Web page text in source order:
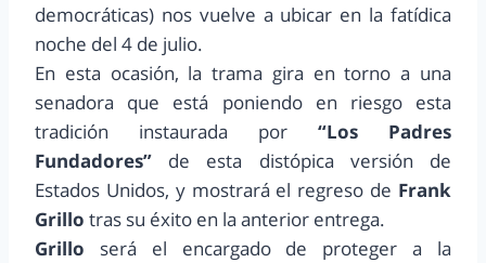
democráticas) nos vuelve a ubicar en la fatídica
noche del 4 de julio.
En esta ocasión, la trama gira en torno a una
senadora que está poniendo en riesgo esta
tradición instaurada por “Los Padres
Fundadores” de esta distópica versión de
Estados Unidos, y mostrará el regreso de Frank
Grillo tras su éxito en la anterior entrega.
Grillo será el encargado de proteger a la